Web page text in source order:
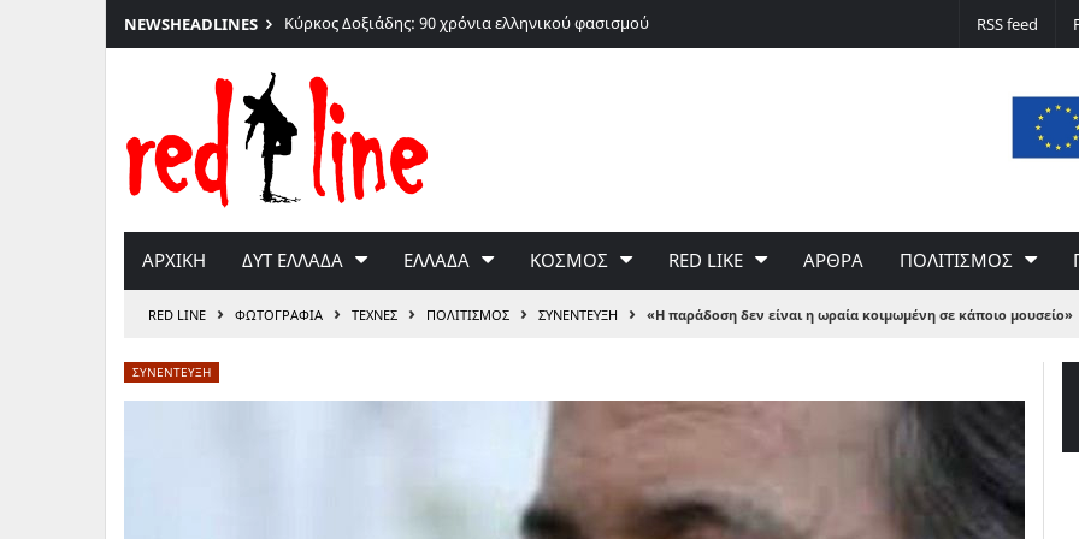
Μετάβαση
στο
περιεχόμενο
NEWSHEADLINES Κύρκος Δοξιάδης: 90 χρόνια ελληνικού φασισμού RSS feed
ΑΡΧΙΚΗ ΔΥΤ ΕΛΛΑΔΑ ΕΛΛΑΔΑ ΚΟΣΜΟΣ RED LIKE ΑΡΘΡΑ ΠΟΛΙΤΙΣΜΟΣ
RED LINE › ΦΩΤΟΓΡΑΦΙΑ › ΤΕΧΝΕΣ › ΠΟΛΙΤΙΣΜΟΣ › ΣΥΝΕΝΤΕΥΞΗ › «Η παράδοση δεν είναι η ωραία κοιμωμένη σε κάποιο μουσείο»
ΣΥΝΕΝΤΕΥΞΗ